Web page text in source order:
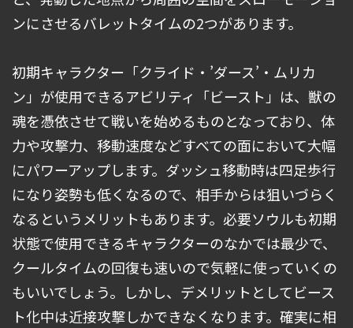
ンにさせるバレットタイムの2つがあります。
初期キャラクター「クライド・’ダース’・ムリカ
ン」が使用できるアビリティ「ビースト」は、獣の
魂を憑依させて戦いを始めるものとなっており、体
力や攻撃力、移動速度などすべての面において大幅
にパワーアップします。ダッシュ移動時は四足歩行
になり姿勢も低くなるので、相手からは狙いづらく
なるというメリットもあります。必要ソウルも初期
状態で使用できるキャラクターのなかでは最少で、
クールタイムの回復も速いので気軽に使っていくの
もいいでしょう。しかし、デメリットとしてビース
ト化中は近接攻撃しかできなくなります。確実に相